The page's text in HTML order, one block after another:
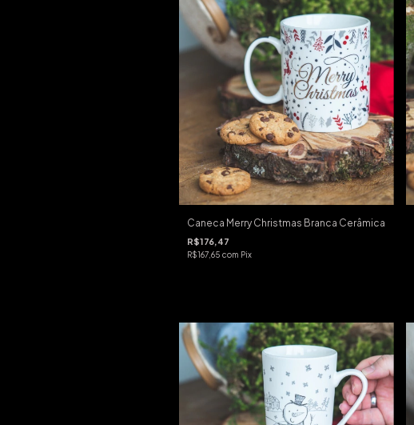
Caneca Merry Christmas Branca Cerâmica
R$176,47
R$167,65 com Pix